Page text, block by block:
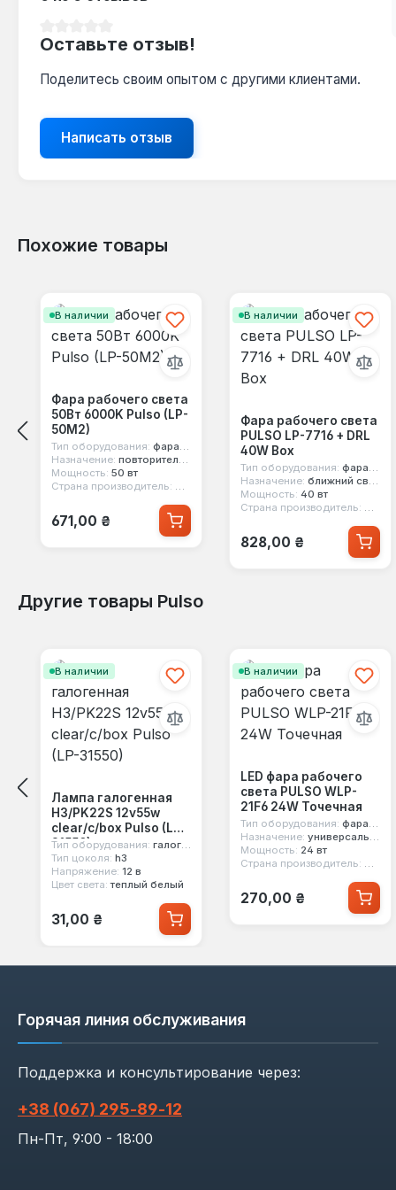
Оставьте отзыв!
Поделитесь своим опытом с другими клиентами.
Написать отзыв
Похожие товары
В наличии
Фара рабочего света
50Вт 6000K Pulso (LP-
50M2)
Тип оборудования: фара рабочего света
Назначение: повторители поворотов
Мощность: 50 вт
Страна производитель: Китай
Обычная цена:
671,00 ₴
В наличии
Фара рабочего света
PULSO LP-7716 + DRL
40W Box
Тип оборудования: фара рабочего света
Назначение: ближний свет, дальний свет, дхо
Мощность: 40 вт
Страна производитель: Китай
Обычная цена:
828,00 ₴
Другие товары Pulso
В наличии
Лампа галогенная
H3/PK22S 12v55w
clear/c/box Pulso (LP-
31550)
Тип оборудования: галогенная лампа
Тип цоколя: h3
Напряжение: 12 в
Цвет света: теплый белый
Обычная цена:
31,00 ₴
В наличии
LED фара рабочего
света PULSO WLP-
21F6 24W Точечная
Тип оборудования: фара рабочего света
Назначение: универсальное
Мощность: 24 вт
Страна производитель: Китай
Обычная цена:
270,00 ₴
Горячая линия обслуживания
Поддержка и консультирование через:
+38 (067) 295‑89‑12
Пн-Пт, 9:00 - 18:00